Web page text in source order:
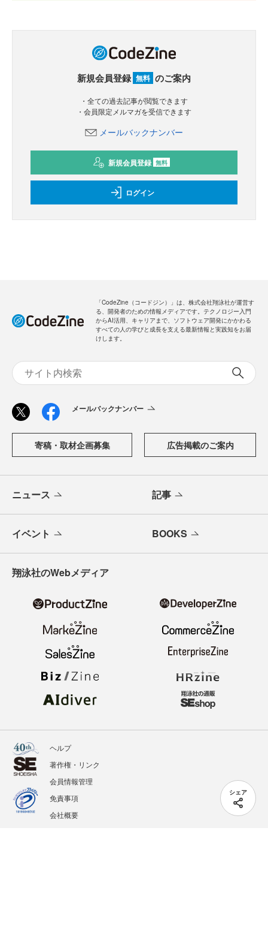
シェア
新規会員登録 無料 のご案内
・全ての過去記事が閲覧できます
・会員限定メルマガを受信できます
メールバックナンバー
新規会員登録 無料
ログイン
「CodeZine（コードジン）」は、株式会社翔泳社が運営す
る、開発者のための情報メディアです。テクノロジー入門
からAI活用、キャリアまで、ソフトウェア開発にかかわる
すべての人の学びと成長を支える最新情報と実践知をお届
けします。
メールバックナンバー
寄稿・取材企画募集 広告掲載のご案内
ニュース 記事
イベント BOOKS
翔泳社のWebメディア
ヘルプ
著作権・リンク
会員情報管理
免責事項
会社概要